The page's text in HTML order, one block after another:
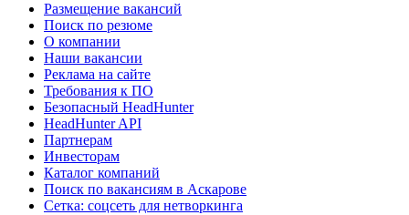
Размещение вакансий
Поиск по резюме
О компании
Наши вакансии
Реклама на сайте
Требования к ПО
Безопасный HeadHunter
HeadHunter API
Партнерам
Инвесторам
Каталог компаний
Поиск по вакансиям в Аскарове
Сетка: соцсеть для нетворкинга